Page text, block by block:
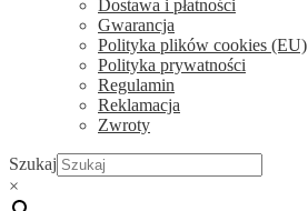
Dostawa i płatności
Gwarancja
Polityka plików cookies (EU)
Polityka prywatności
Regulamin
Reklamacja
Zwroty
Szukaj
×